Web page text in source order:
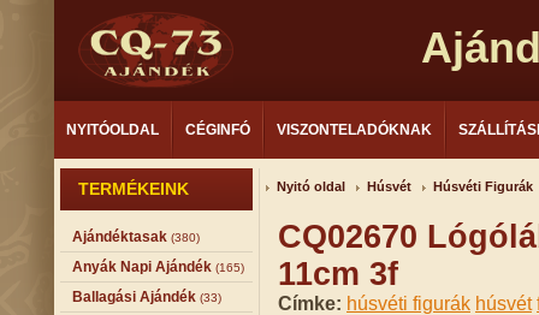
NYITÓOLDAL CÉGINFÓ VISZONTELADÓKNAK
TERMÉKEINK
Ajándéktasak (380)
Anyák Napi Ajándék (165)
Ballagási Ajándék (33)
Nyitó oldal Húsvét Húsvéti Figurák
CQ02670
11cm 3f
Címke: húsvéti figurák húsvét